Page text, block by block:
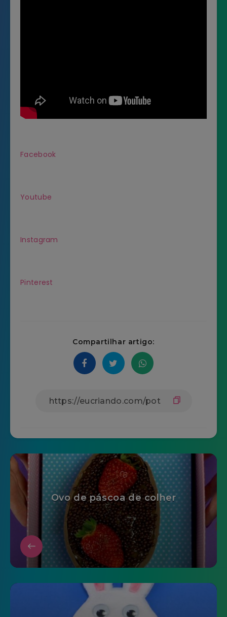
Facebook
Youtube
Instagram
Pinterest
Compartilhar artigo:
Ovo de páscoa de colher